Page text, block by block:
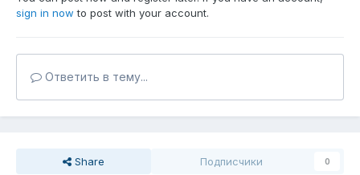
sign in now to post with your account.
Ответить в тему...
Share Подписчики 0